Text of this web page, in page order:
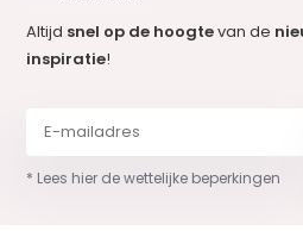
Altijd snel op de hoogtevan de
inspiratie!
* Lees hier de wettelijke beperkingen